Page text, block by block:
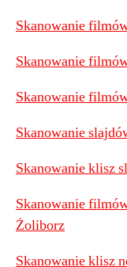
Skanowanie
Skanowanie
Skanowanie
Skanowanie
Skanowanie klisz
Skanowanie
Żoliborz
Skanowanie klisz